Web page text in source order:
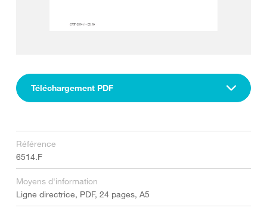
Téléchargement PDF
Référence
6514.F
Moyens d'information
Ligne directrice, PDF, 24 pages, A5